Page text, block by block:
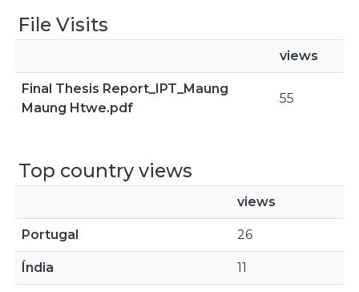
File Visits
views
Final Thesis Report_IPT_Maung
Maung Htwe.pdf
55
Top country views
views
Portugal 26
Índia 11